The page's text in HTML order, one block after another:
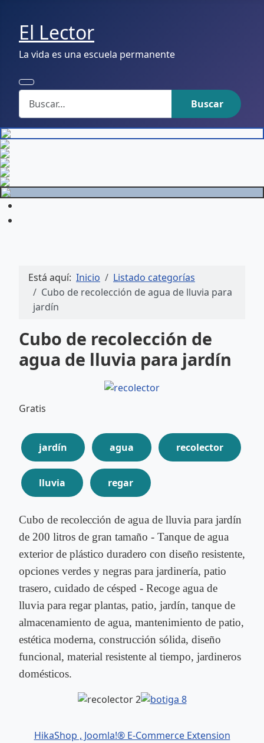
El Lector
La vida es una escuela permanente
Buscar
Buscar
Está aquí: Inicio
Listado categorías
Cubo de recolección de agua de lluvia para
jardín
Cubo de recolección de
agua de lluvia para jardín
Gratis
jardín agua recolector
lluvia regar
Cubo de recolección de agua de lluvia para jardín
de 200 litros de gran tamaño - Tanque de agua
exterior de plástico duradero con diseño resistente,
opciones verdes y negras para jardinería, patio
trasero, cuidado de césped - Recoge agua de
lluvia para regar plantas, patio, jardín, tanque de
almacenamiento de agua, mantenimiento de patio,
estética moderna, construcción sólida, diseño
funcional, material resistente al tiempo, jardineros
domésticos.
HikaShop , Joomla!® E-Commerce Extension